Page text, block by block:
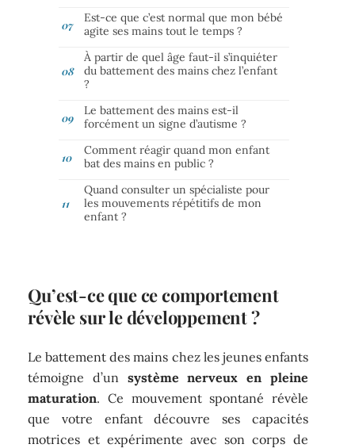
Est-ce que c’est normal que mon bébé
agite ses mains tout le temps ?
À partir de quel âge faut-il s’inquiéter
du battement des mains chez l’enfant
?
Le battement des mains est-il
forcément un signe d’autisme ?
Comment réagir quand mon enfant
bat des mains en public ?
Quand consulter un spécialiste pour
les mouvements répétitifs de mon
enfant ?
Qu’est-ce que ce comportement
révèle sur le développement ?
Le battement des mains chez les jeunes enfants
témoigne d’un système nerveux en pleine
maturation. Ce mouvement spontané révèle
que votre enfant découvre ses capacités
motrices et expérimente avec son corps de